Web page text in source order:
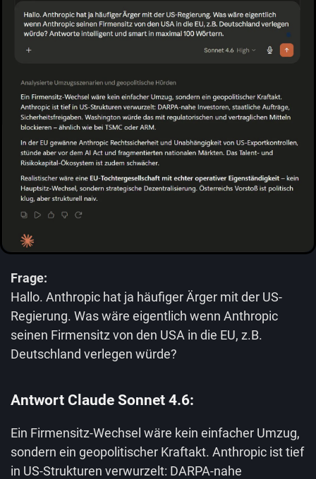
Frage:
Hallo. Anthropic hat ja häufiger Ärger mit der US-
Regierung. Was wäre eigentlich wenn Anthropic
seinen Firmensitz von den USA in die EU, z.B.
Deutschland verlegen würde?
Antwort Claude Sonnet 4.6:
Ein Firmensitz-Wechsel wäre kein einfacher Umzug,
sondern ein geopolitischer Kraftakt. Anthropic ist tief
in US-Strukturen verwurzelt: DARPA-nahe